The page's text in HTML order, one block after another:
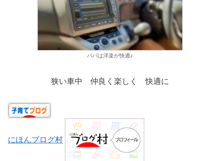
パパは洋楽が快適♪
狭い車中 仲良く楽しく 快適に
にほんブログ村